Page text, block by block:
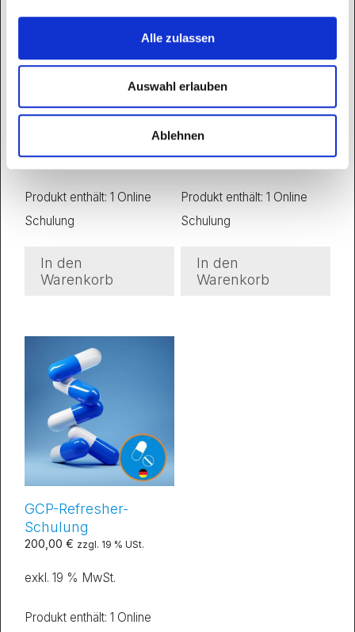
Alle zulassen
Auswahl erlauben
Ablehnen
GCP-Basic-Training
exkl. 19 % MwSt.
Produkt enthält: 1 Online
Schulung
In den
Warenkorb
GCP-Basis-Schulung
exkl. 19 % MwSt.
Produkt enthält: 1 Online
Schulung
In den
Warenkorb
GCP-Refresher-
Schulung
200,00 € zzgl. 19 % USt.
exkl. 19 % MwSt.
Produkt enthält: 1 Online